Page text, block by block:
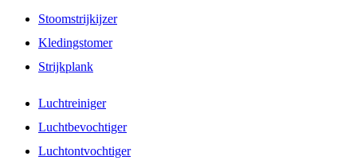
Stoomstrijkijzer
Kledingstomer
Strijkplank
Luchtreiniger
Luchtbevochtiger
Luchtontvochtiger